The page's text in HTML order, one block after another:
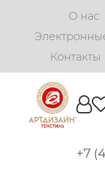
О нас
Контакты
+7